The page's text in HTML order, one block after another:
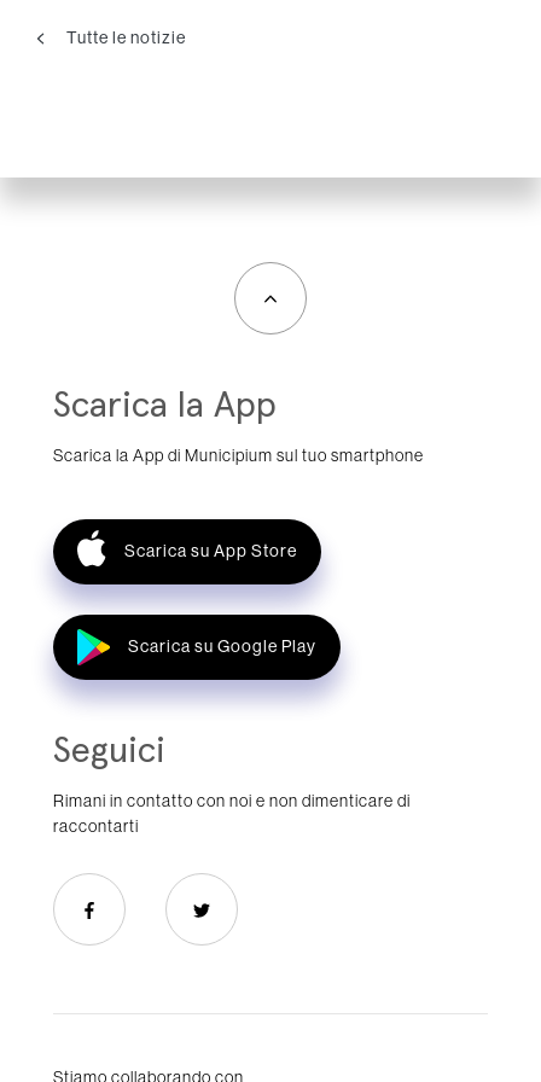
Tutte le notizie
Scarica la App
Scarica la App di Municipium sul tuo smartphone
Scarica su App Store
Scarica su Google Play
Seguici
Rimani in contatto con noi e non dimenticare di
raccontarti
Stiamo collaborando con